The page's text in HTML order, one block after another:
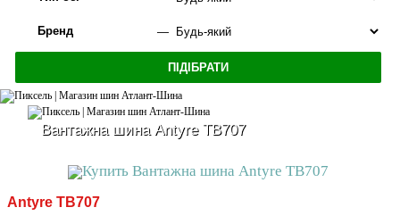
Бренд
Вантажна шина Antyre TB707
Antyre TB707